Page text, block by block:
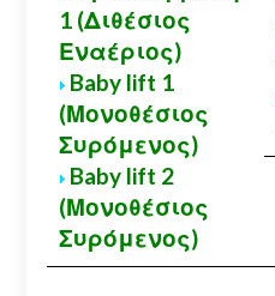
1 (Διθέσιος
Εναέριος)
Baby lift 1
(Μονοθέσιος
Συρόμενος)
Baby lift 2
(Μονοθέσιος
Συρόμενος)